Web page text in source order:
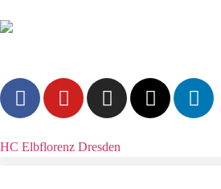
HC Elbflorenz Dresden